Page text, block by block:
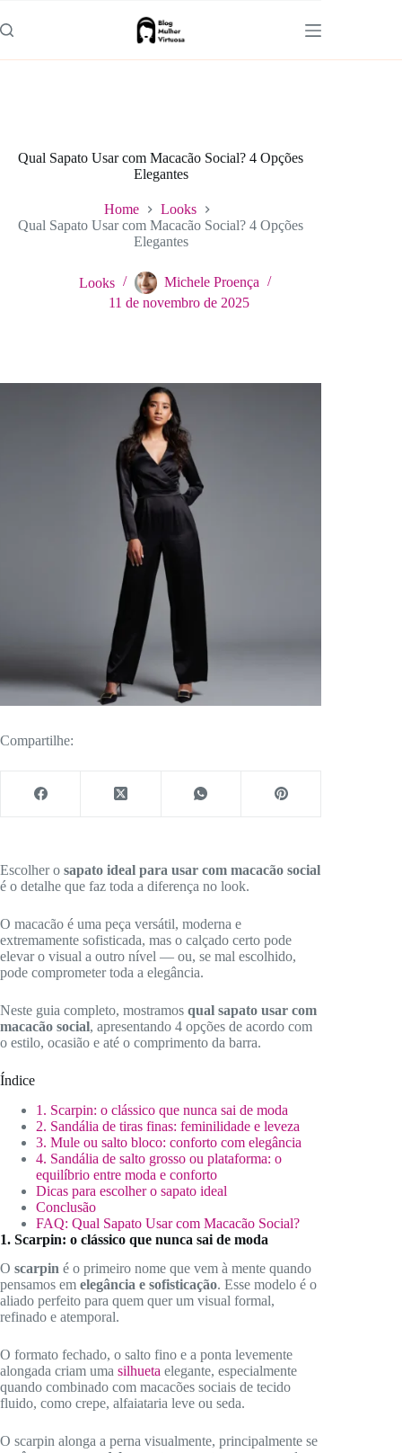
para
o
Qual Sapato Usar com Macacão Social? 4 Opções
Elegantes
Home
Looks
Qual Sapato Usar com Macacão Social? 4 Opções
Elegantes
Looks
Michele Proença
11 de novembro de 2025
Compartilhe:
Escolher o sapato ideal para usar com macacão social
é o detalhe que faz toda a diferença no look.
O macacão é uma peça versátil, moderna e
extremamente sofisticada, mas o calçado certo pode
elevar o visual a outro nível — ou, se mal escolhido,
pode comprometer toda a elegância.
Neste guia completo, mostramos qual sapato usar com
macacão social, apresentando 4 opções de acordo com
o estilo, ocasião e até o comprimento da barra.
Índice
1. Scarpin: o clássico que nunca sai de moda
2. Sandália de tiras finas: feminilidade e leveza
3. Mule ou salto bloco: conforto com elegância
4. Sandália de salto grosso ou plataforma: o
equilíbrio entre moda e conforto
Dicas para escolher o sapato ideal
Conclusão
FAQ: Qual Sapato Usar com Macacão Social?
1. Scarpin: o clássico que nunca sai de moda
O scarpin é o primeiro nome que vem à mente quando
pensamos em elegância e sofisticação. Esse modelo é o
aliado perfeito para quem quer um visual formal,
refinado e atemporal.
O formato fechado, o salto fino e a ponta levemente
alongada criam uma silhueta elegante, especialmente
quando combinado com macacões sociais de tecido
fluido, como crepe, alfaiataria leve ou seda.
O scarpin alonga a perna visualmente, principalmente se